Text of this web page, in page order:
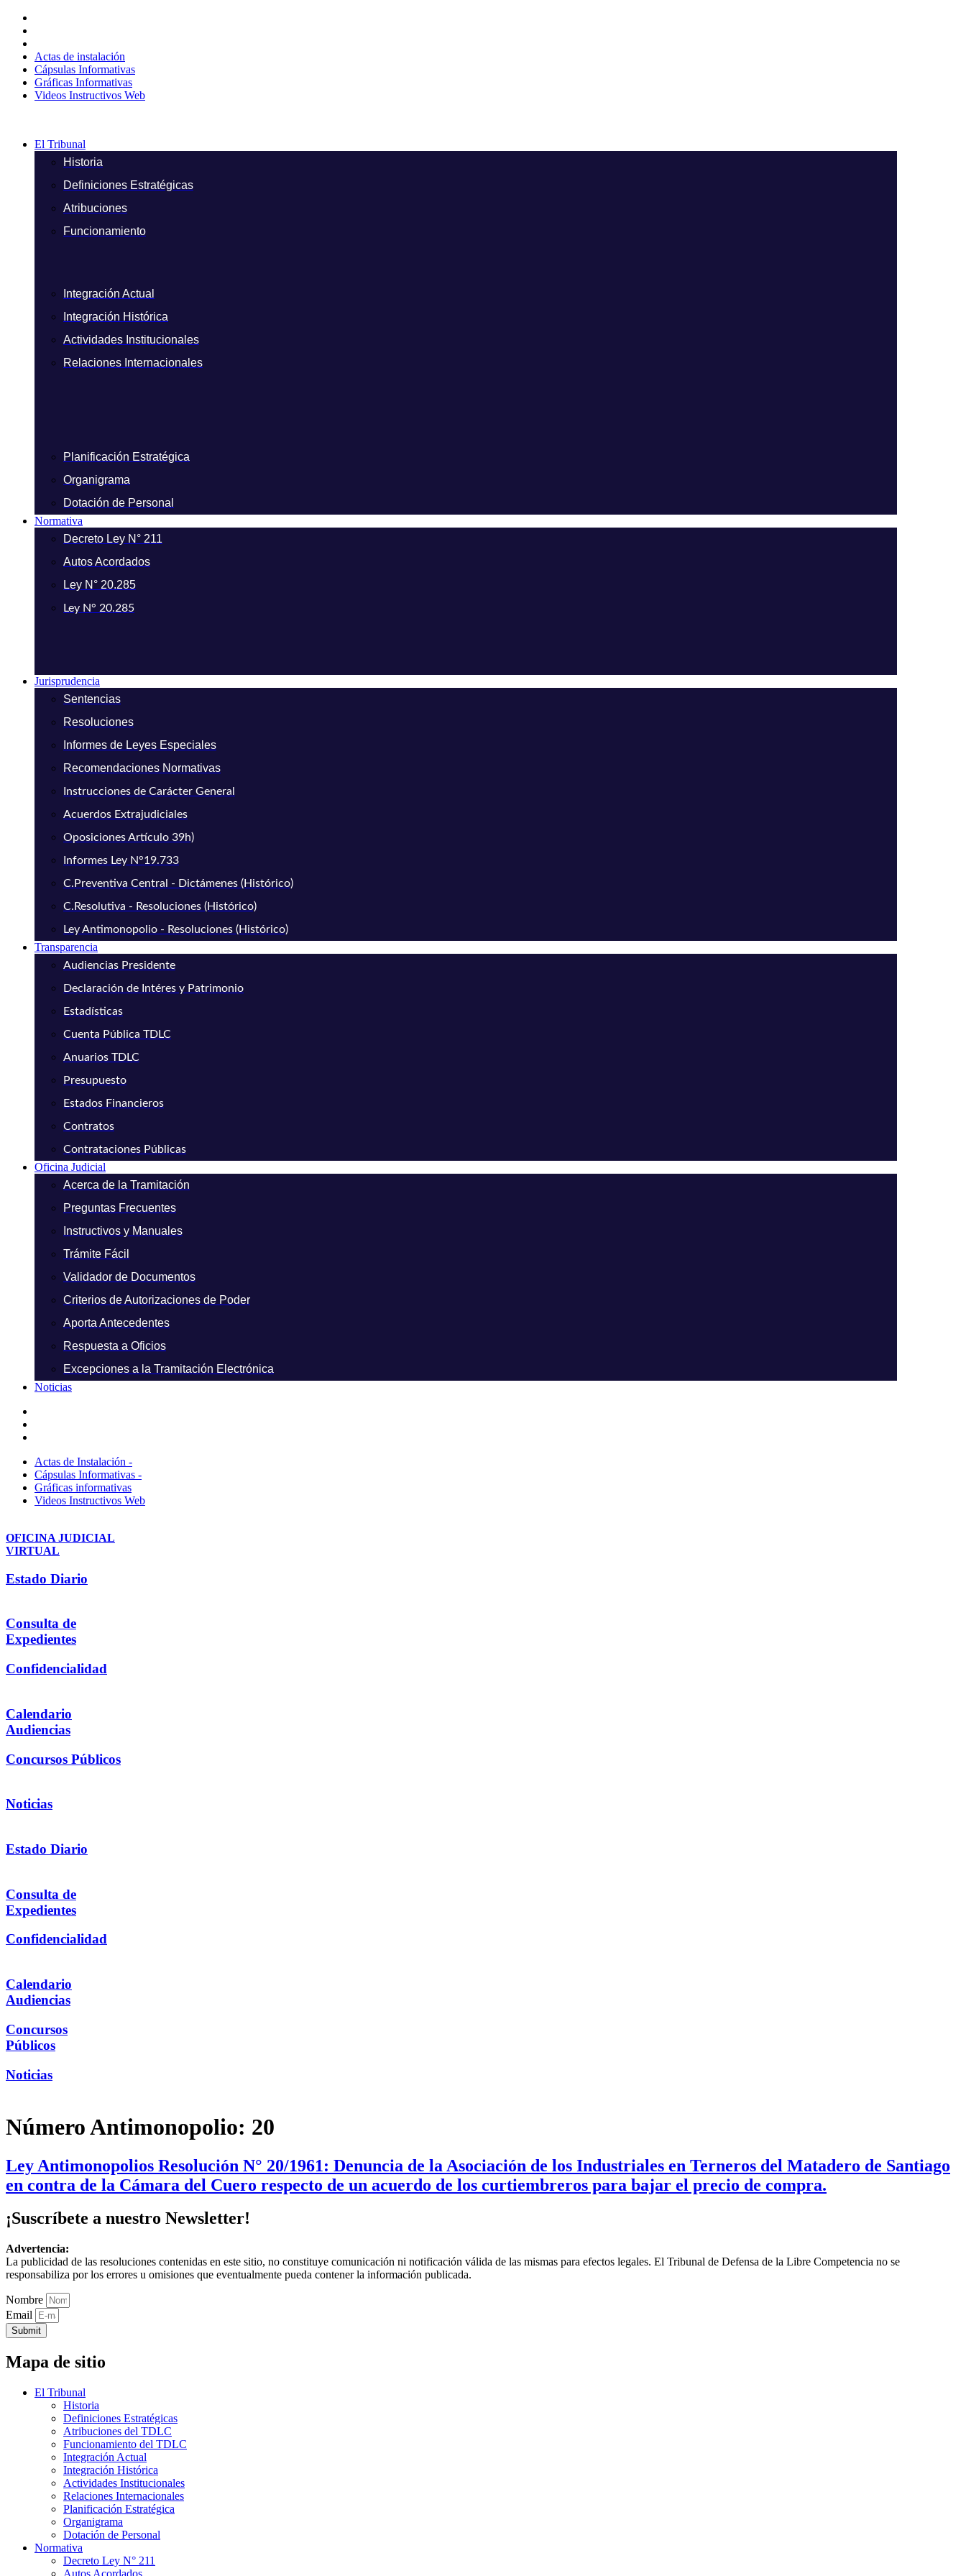
contenido
Actas de instalación
Cápsulas Informativas
Gráficas Informativas
Videos Instructivos Web
El Tribunal
Historia
Definiciones Estratégicas
Atribuciones
Funcionamiento
Integración Actual
Integración Histórica
Actividades Institucionales
Relaciones Internacionales
Planificación Estratégica
Organigrama
Dotación de Personal
Normativa
Decreto Ley N° 211
Autos Acordados
Ley N° 20.285
Ley N° 20.285
Jurisprudencia
Sentencias
Resoluciones
Informes de Leyes Especiales
Recomendaciones Normativas
Instrucciones de Carácter General
Acuerdos Extrajudiciales
Oposiciones Artículo 39h)
Informes Ley N°19.733
C.Preventiva Central - Dictámenes (Histórico)
C.Resolutiva - Resoluciones (Histórico)
Ley Antimonopolio - Resoluciones (Histórico)
Transparencia
Audiencias Presidente
Declaración de Intéres y Patrimonio
Estadísticas
Cuenta Pública TDLC
Anuarios TDLC
Presupuesto
Estados Financieros
Contratos
Contrataciones Públicas
Oficina Judicial
Acerca de la Tramitación
Preguntas Frecuentes
Instructivos y Manuales
Trámite Fácil
Validador de Documentos
Criterios de Autorizaciones de Poder
Aporta Antecedentes
Respuesta a Oficios
Excepciones a la Tramitación Electrónica
Noticias
Actas de Instalación -
Cápsulas Informativas -
Gráficas informativas
Videos Instructivos Web
OFICINA JUDICIAL
VIRTUAL
Estado Diario
Consulta de
Expedientes
Confidencialidad
Calendario
Audiencias
Concursos Públicos
Noticias
Estado Diario
Consulta de
Expedientes
Confidencialidad
Calendario
Audiencias
Concursos
Públicos
Noticias
Número Antimonopolio: 20
Ley Antimonopolios Resolución N° 20/1961: Denuncia de la Asociación de los Industriales en Terneros del Matadero de Santiago
en contra de la Cámara del Cuero respecto de un acuerdo de los curtiembreros para bajar el precio de compra.
¡Suscríbete a nuestro Newsletter!
Advertencia:
La publicidad de las resoluciones contenidas en este sitio, no constituye comunicación ni notificación válida de las mismas para efectos legales. El Tribunal de Defensa de la Libre Competencia no se
responsabiliza por los errores u omisiones que eventualmente pueda contener la información publicada.
Nombre
Email
Submit
Mapa de sitio
El Tribunal
Historia
Definiciones Estratégicas
Atribuciones del TDLC
Funcionamiento del TDLC
Integración Actual
Integración Histórica
Actividades Institucionales
Relaciones Internacionales
Planificación Estratégica
Organigrama
Dotación de Personal
Normativa
Decreto Ley N° 211